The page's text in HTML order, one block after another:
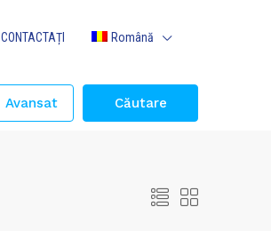
CONTACTAȚI Română
Avansat Căutare